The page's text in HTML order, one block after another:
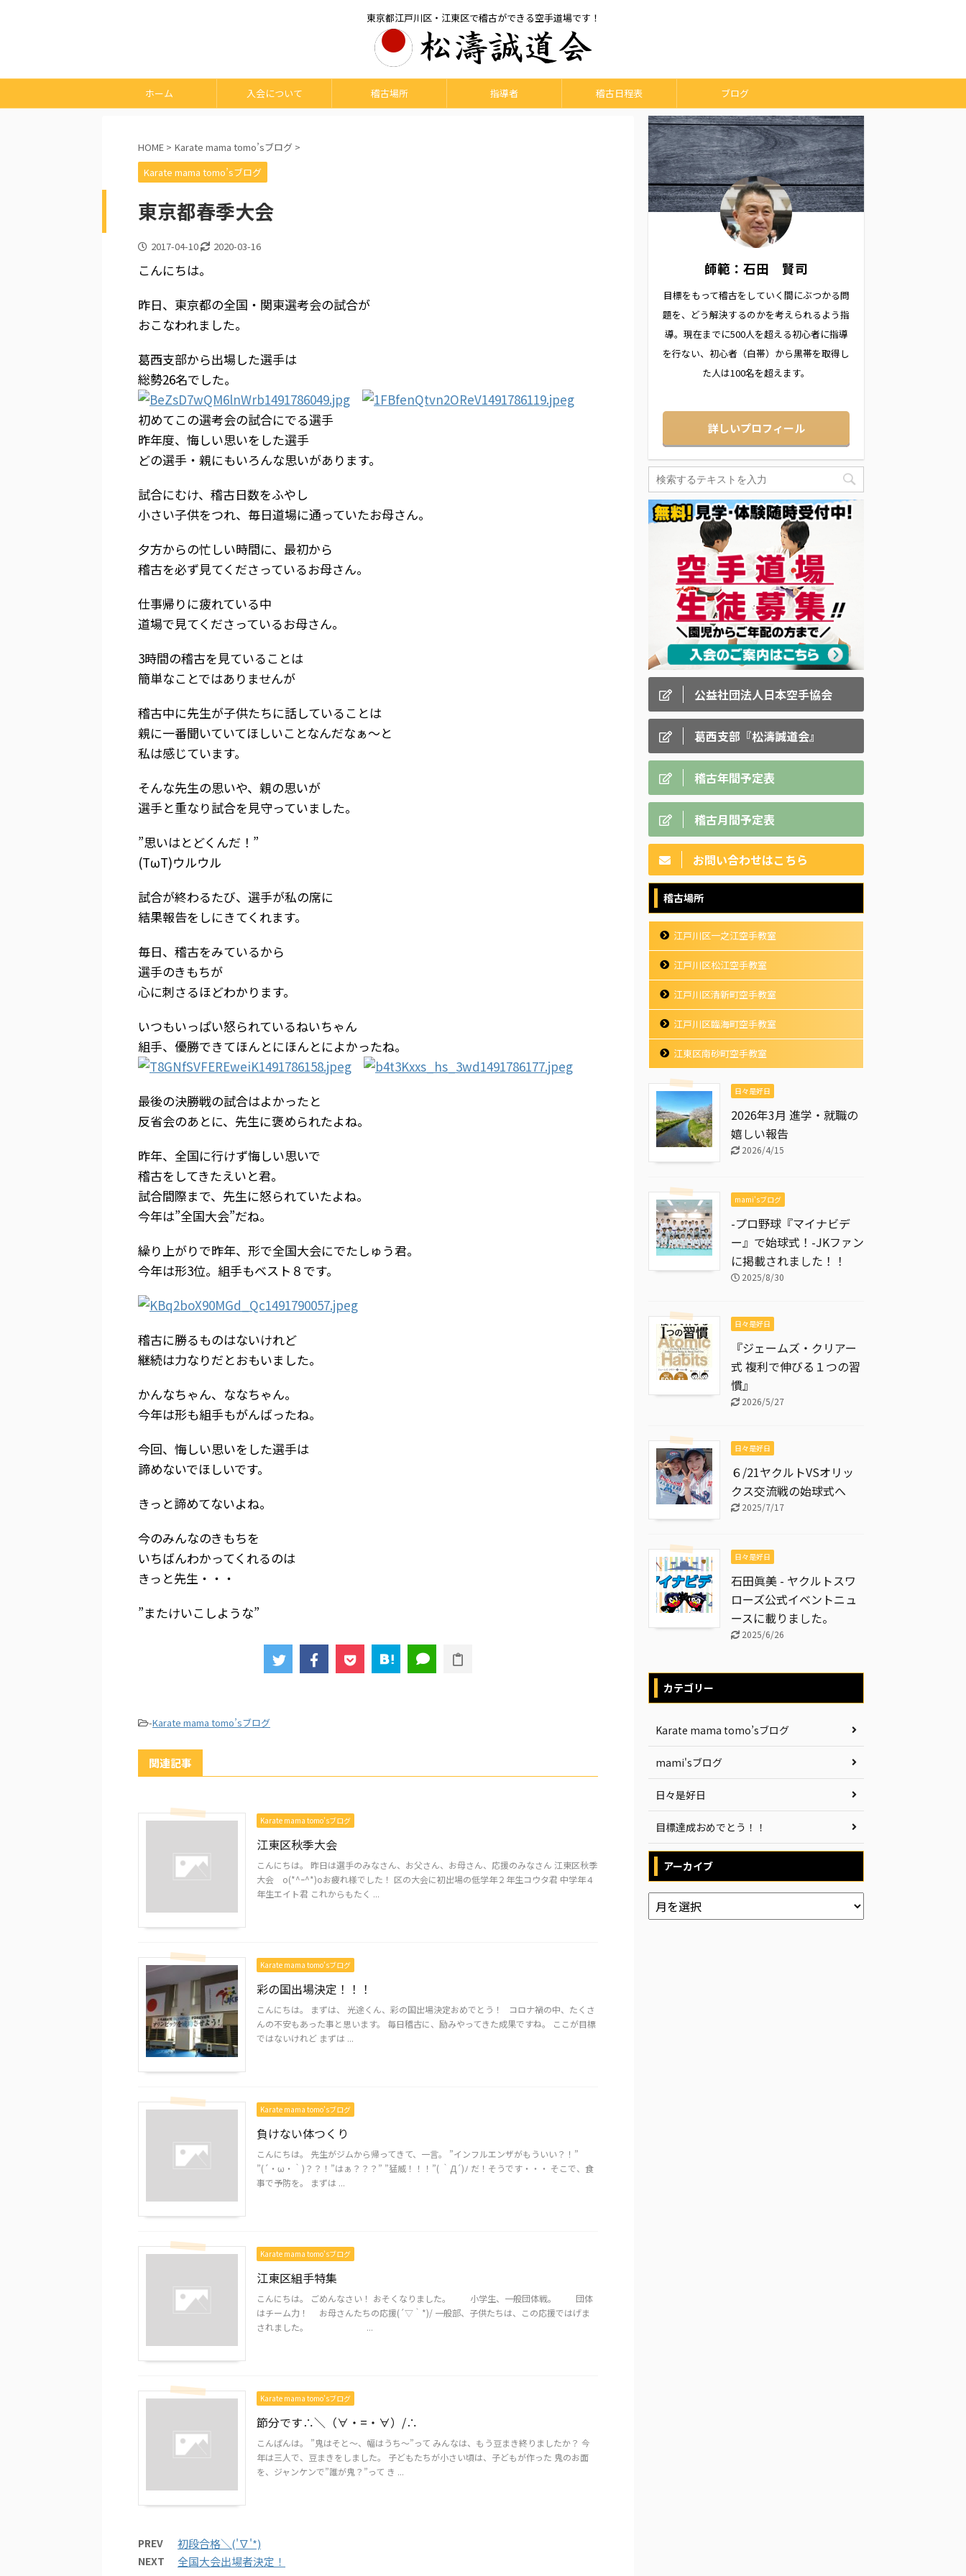
東京都江戸川区・江東区で稽古ができる空手道場です！
ホーム 入会について 稽古場所 指導者 稽古日程表 ブログ
HOME > Karate mama tomo’sブログ >
Karate mama tomo’sブログ
東京都春季大会
2017-04-10 2020-03-16
こんにちは。
昨日、東京都の全国・関東選考会の試合が
おこなわれました。
葛西支部から出場した選手は
総勢26名でした。
初めてこの選考会の試合にでる選手
昨年度、悔しい思いをした選手
どの選手・親にもいろんな思いがあります。
試合にむけ、稽古日数をふやし
小さい子供をつれ、毎日道場に通っていたお母さん。
夕方からの忙しい時間に、最初から
稽古を必ず見てくださっているお母さん。
仕事帰りに疲れている中
道場で見てくださっているお母さん。
3時間の稽古を見ていることは
簡単なことではありませんが
稽古中に先生が子供たちに話していることは
親に一番聞いていてほしいことなんだなぁ～と
私は感じています。
そんな先生の思いや、親の思いが
選手と重なり試合を見守っていました。
”思いはとどくんだ！”
(TωT)ウルウル
試合が終わるたび、選手が私の席に
結果報告をしにきてくれます。
毎日、稽古をみているから
選手のきもちが
心に刺さるほどわかります。
いつもいっぱい怒られているねいちゃん
組手、優勝できてほんとにほんとによかったね。
最後の決勝戦の試合はよかったと
反省会のあとに、先生に褒められたよね。
昨年、全国に行けず悔しい思いで
稽古をしてきたえいと君。
試合間際まで、先生に怒られていたよね。
今年は”全国大会”だね。
繰り上がりで昨年、形で全国大会にでたしゅう君。
今年は形3位。組手もベスト８です。
稽古に勝るものはないけれど
継続は力なりだとおもいました。
かんなちゃん、ななちゃん。
今年は形も組手もがんばったね。
今回、悔しい思いをした選手は
諦めないでほしいです。
きっと諦めてないよね。
今のみんなのきもちを
いちばんわかってくれるのは
きっと先生・・・
”またけいこしような”
-Karate mama tomo’sブログ
関連記事
Karate mama tomo’sブログ
江東区秋季大会
こんにちは。 昨日は選手のみなさん、お父さん、お母さん、応援のみなさん 江東区秋季
大会 o(*^ｰ^*)oお疲れ様でした！ 区の大会に初出場の低学年２年生コウタ君 中学年４
年生エイト君 これからもたく ...
Karate mama tomo’sブログ
彩の国出場決定！！！
こんにちは。 まずは、 光途くん、彩の国出場決定おめでとう！ コロナ禍の中、たくさ
んの不安もあった事と思います。 毎日稽古に、励みやってきた成果ですね。 ここが目標
ではないけれど まずは ...
Karate mama tomo’sブログ
負けない体つくり
こんにちは。 先生がジムから帰ってきて、一言。 ”インフルエンザがもういい？！”
”(´・ω・｀)？？！”はぁ？？？” ”猛威！！！”( ｀Д´)ﾉ だ！そうです・・・ そこで、食
事で予防を。 まずは ...
Karate mama tomo’sブログ
江東区組手特集
こんにちは。 ごめんなさい！ おそくなりました。 小学生、一般団体戦。 団体
はチーム力！ お母さんたちの応援(´▽｀*)/ 一般部、子供たちは、この応援ではげま
されました。 ...
Karate mama tomo’sブログ
節分です∴＼（∀・=・∀）/∴
こんばんは。 ”鬼はそと～、幅はうち～”って みんなは、もう豆まき終りましたか？ 今
年は三人で、豆まきをしました。 子どもたちが小さい頃は、子どもが作った 鬼のお面
を、ジャンケンで”誰が鬼？”って き ...
PREV 初段合格＼('∇'*)
NEXT 全国大会出場者決定！
師範：石田 賢司
目標をもって稽古をしていく間にぶつかる問
題を、どう解決するのかを考えられるよう指
導。現在までに500人を超える初心者に指導
を行ない、初心者（白帯）から黒帯を取得し
た人は100名を超えます。
詳しいプロフィール
公益社団法人日本空手協会
葛西支部『松濤誠道会』
稽古年間予定表
稽古月間予定表
お問い合わせはこちら
稽古場所
江戸川区一之江空手教室
江戸川区松江空手教室
江戸川区清新町空手教室
江戸川区臨海町空手教室
江東区南砂町空手教室
日々是好日
2026年3月 進学・就職の
嬉しい報告
2026/4/15
mami'sブログ
-プロ野球『マイナビデ
ー』で始球式！-JKファン
に掲載されました！！
2025/8/30
日々是好日
『ジェームズ・クリアー
式 複利で伸びる１つの習
慣』
2026/5/27
日々是好日
６/21ヤクルトVSオリッ
クス交流戦の始球式へ
2025/7/17
日々是好日
石田眞美 - ヤクルトスワ
ローズ公式イベントニュ
ースに載りました。
2025/6/26
カテゴリー
Karate mama tomo’sブログ
mami'sブログ
日々是好日
目標達成おめでとう！！
アーカイブ